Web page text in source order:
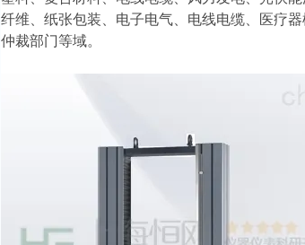
纤维、纸张包装、电子电气、电线电缆、医疗
仲裁部门等域。